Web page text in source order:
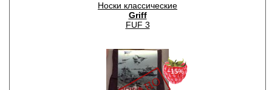
Носки классические
Griff
FUF 3
−15%